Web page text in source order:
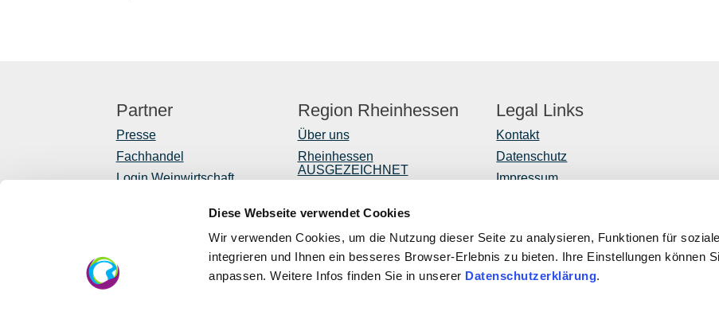
Diese Webseite verwendet Cookies
Wir verwenden Cookies, um die Nutzung dieser Seite zu analysieren, Funktionen für
integrieren und Ihnen ein besseres Browser-Erlebnis zu bieten. Ihre Einstellungen können
anpassen. Weitere Infos finden Sie in unserer Datenschutzerklärung.
Partner
Presse
Fachhandel
Login Weinwirtschaft
Mediendatenbank
Region Rheinhessen
Über uns
Rheinhessen
AUSGEZEICHNET
Shop
Newsletter
Regionalentwicklung
Legal Links
Kontakt
Datenschutz
Impressum